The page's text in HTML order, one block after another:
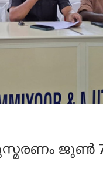
ജൂൺ